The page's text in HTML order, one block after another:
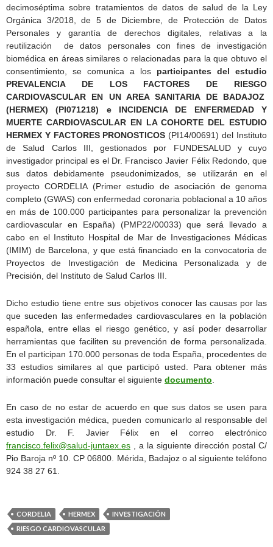
decimoséptima sobre tratamientos de datos de salud de la Ley
Orgánica 3/2018, de 5 de Diciembre, de Protección de Datos
Personales y garantía de derechos digitales, relativas a la
reutilización de datos personales con fines de investigación
biomédica en áreas similares o relacionadas para la que obtuvo el
consentimiento, se comunica a los participantes del estudio
PREVALENCIA DE LOS FACTORES DE RIESGO
CARDIOVASCULAR EN UN AREA SANITARIA DE BADAJOZ
(HERMEX) (PI071218) e INCIDENCIA DE ENFERMEDAD Y
MUERTE CARDIOVASCULAR EN LA COHORTE DEL ESTUDIO
HERMEX Y FACTORES PRONOSTICOS (PI14/00691) del Instituto
de Salud Carlos III, gestionados por FUNDESALUD y cuyo
investigador principal es el Dr. Francisco Javier Félix Redondo, que
sus datos debidamente pseudonimizados, se utilizarán en el
proyecto CORDELIA (Primer estudio de asociación de genoma
completo (GWAS) con enfermedad coronaria poblacional a 10 años
en más de 100.000 participantes para personalizar la prevención
cardiovascular en España) (PMP22/00033) que será llevado a
cabo en el Instituto Hospital de Mar de Investigaciones Médicas
(IMIM) de Barcelona, y que está financiado en la convocatoria de
Proyectos de Investigación de Medicina Personalizada y de
Precisión, del Instituto de Salud Carlos III.
Dicho estudio tiene entre sus objetivos conocer las causas por las
que suceden las enfermedades cardiovasculares en la población
española, entre ellas el riesgo genético, y así poder desarrollar
herramientas que faciliten su prevención de forma personalizada.
En el participan 170.000 personas de toda España, procedentes de
33 estudios similares al que participó usted. Para obtener más
información puede consultar el siguiente documento
En caso de no estar de acuerdo en que sus datos se usen para
esta investigación médica, pueden comunicarlo al responsable del
estudio Dr. F. Javier Félix en el correo electrónico
francisco.felix@salud-juntaex.es , a la siguiente dirección postal C/
Pio Baroja nº 10. CP 06800. Mérida, Badajoz o al siguiente teléfono
924 38 27 61.
CORDELIA HERMEX
INVESTIGACIÓN
RIESGO CARDIOVASCULAR